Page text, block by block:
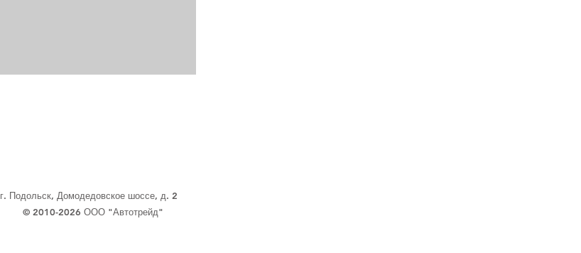
г. Подольск, Домодедовское шоссе, д. 2
© 2010-2026 ООО "Автотрейд"